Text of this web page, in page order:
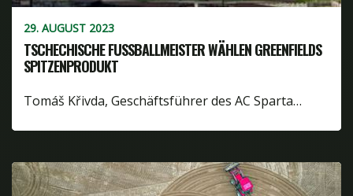
29. AUGUST 2023
TSCHECHISCHE FUSSBALLMEISTER WÄHLEN GREENFIELDS S
PITZENPRODUKT
Tomáš Křivda, Geschäftsführer des AC Sparta…